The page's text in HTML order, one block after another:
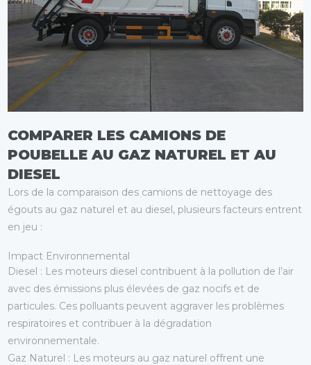
COMPARER LES CAMIONS DE
POUBELLE AU GAZ NATUREL ET AU
DIESEL
Lors de la comparaison des camions de nettoyage des
égouts au gaz naturel et au diesel, plusieurs facteurs entrent
en jeu :
Impact Environnemental
Diesel : Les moteurs diesel contribuent à la pollution de l’air
avec des émissions plus élevées de gaz nocifs et de
particules. Ces polluants peuvent aggraver les problèmes
respiratoires et contribuer à la dégradation
environnementale.
Gaz Naturel : Les moteurs au gaz naturel offrent une